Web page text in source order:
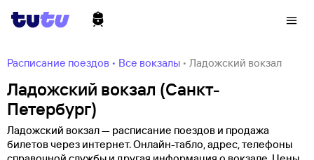
Расписание поездов • Все вокзалы • Ладожский вокзал
Ладожский вокзал (Санкт-
Петербург)
Ладожский вокзал — расписание поездов и продажа
билетов через интернет. Онлайн-табло, адрес, телефоны